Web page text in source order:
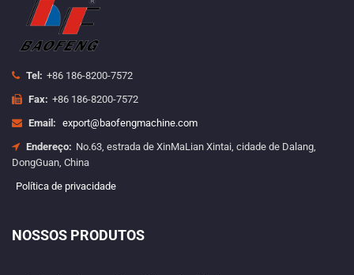
Tel: +86 186-8200-7572
Fax: +86 186-8200-7572
Email: export@baofengmachine.com
Endereço: No.63, estrada de XinMaLian Xintai, cidade de Dalang,
DongGuan, China
Política de privacidade
NOSSOS PRODUTOS